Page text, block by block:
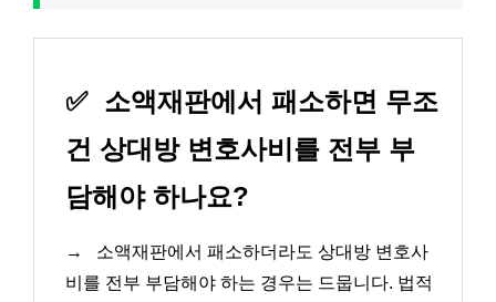
✅ 소액재판에서 패소하면 무조
건 상대방 변호사비를 전부 부
담해야 하나요?
→
소액재판에서 패소하더라도 상대방 변호사
비를 전부 부담해야 하는 경우는 드뭅니다. 법적